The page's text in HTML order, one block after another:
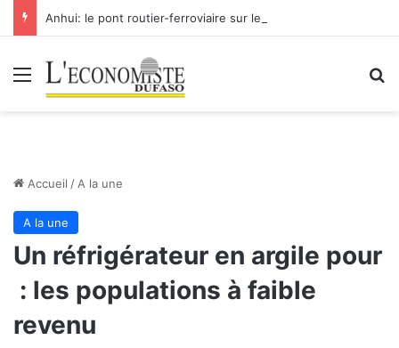
Menu
Accueil / A la une
A la une
Un réfrigérateur en argile pour
: les populations à faible
revenu